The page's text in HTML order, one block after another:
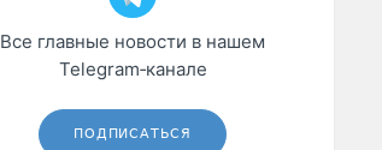
Все главные новости в нашем
Telegram‑канале
ПОДПИСАТЬСЯ